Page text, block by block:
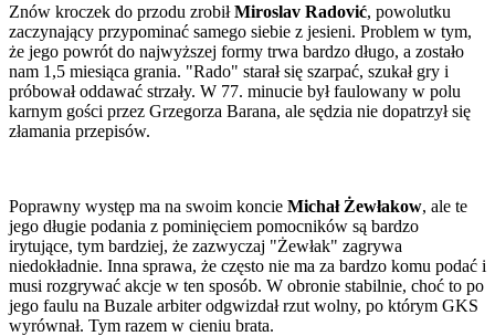
Znów kroczek do przodu zrobiłMiroslav Radović, powolutku
zaczynający przypominać samego siebie z jesieni. Problem w tym,
że jego powrót do najwyższej formy trwa bardzo długo, a zostało
nam 1,5 miesiąca grania. "Rado" starał się szarpać, szukał gry i
próbował oddawać strzały. W 77. minucie był faulowany w polu
karnym gości przez Grzegorza Barana, ale sędzia nie dopatrzył się
złamania przepisów.
Poprawny występ ma na swoim koncie Michał Żewłakow, ale te
jego długie podania z pominięciem pomocników są bardzo
irytujące, tym bardziej, że zazwyczaj "Żewłak" zagrywa
niedokładnie. Inna sprawa, że często nie ma za bardzo komu podać i
musi rozgrywać akcje w ten sposób. W obronie stabilnie, choć to po
jego faulu na Buzale arbiter odgwizdał rzut wolny, po którym GKS
wyrównał. Tym razem w cieniu brata.